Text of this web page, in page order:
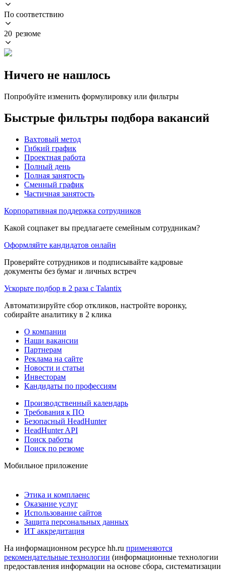
По соответствию
20 резюме
Ничего не нашлось
Попробуйте изменить формулировку или фильтры
Быстрые фильтры подбора вакансий
Вахтовый метод
Гибкий график
Проектная работа
Полный день
Полная занятость
Сменный график
Частичная занятость
Корпоративная поддержка сотрудников
Какой соцпакет вы предлагаете семейным сотрудникам?
Оформляйте кандидатов онлайн
Проверяйте сотрудников и подписывайте кадровые
документы без бумаг и личных встреч
Ускорьте подбор в 2 раза с Talantix
Автоматизируйте сбор откликов, настройте воронку,
собирайте аналитику в 2 клика
О компании
Наши вакансии
Партнерам
Реклама на сайте
Новости и статьи
Инвесторам
Кандидаты по профессиям
Производственный календарь
Требования к ПО
Безопасный HeadHunter
HeadHunter API
Поиск работы
Поиск по резюме
Мобильное приложение
Этика и комплаенс
Оказание услуг
Использование сайтов
Защита персональных данных
ИТ аккредитация
На информационном ресурсе hh.ru применяются
рекомендательные технологии (информационные технологии
предоставления информации на основе сбора, систематизации